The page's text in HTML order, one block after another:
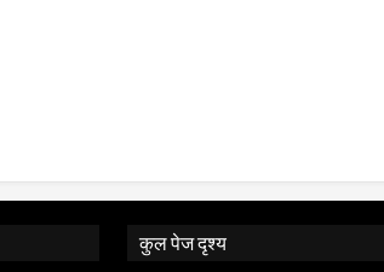
कुल पेज दृश्य